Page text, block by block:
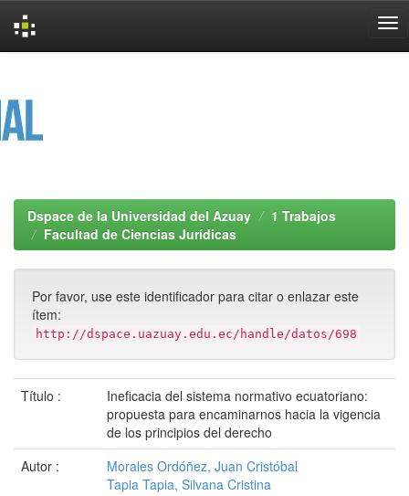
Dspace de la Universidad del Azuay
1 Trabajos
Facultad de Ciencias Jurídicas
Por favor, use este identificador para citar o enlazar este
ítem:
http://dspace.uazuay.edu.ec/handle/datos/698
Título :
Ineficacia del sistema normativo ecuatoriano:
propuesta para encaminarnos hacia la vigencia
de los principios del derecho
Autor :
Morales Ordóñez, Juan Cristóbal
Tapia Tapia, Silvana Cristina